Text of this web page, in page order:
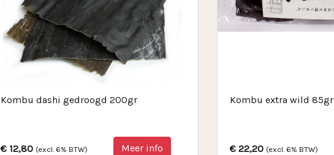
Kombu dashi gedroogd 200gr
€ 12,80 (excl. 6% BTW) Meer info
Kombu extra wild 85gr
€ 22,20 (excl. 6% BTW)